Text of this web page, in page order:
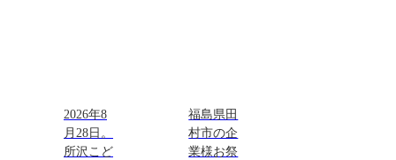
2026年8
月28日。
所沢こど
福島県田
村市の企
業様お祭